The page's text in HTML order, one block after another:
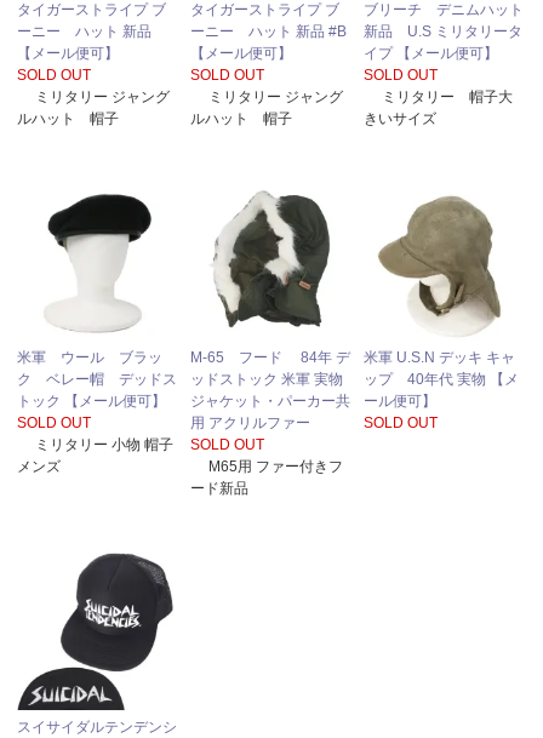
タイガーストライプ ブ
ーニー ハット 新品
【メール便可】
SOLD OUT
ミリタリー ジャング
ルハット 帽子
タイガーストライプ ブ
ーニー ハット 新品 #B
【メール便可】
SOLD OUT
ミリタリー ジャング
ルハット 帽子
ブリーチ デニムハット
新品 U.S ミリタリータ
イプ 【メール便可】
SOLD OUT
ミリタリー 帽子大
きいサイズ
米軍 ウール ブラッ
ク ベレー帽 デッドス
トック 【メール便可】
SOLD OUT
ミリタリー 小物 帽子
メンズ
M-65 フード 84年 デ
ッドストック 米軍 実物
ジャケット・パーカー共
用 アクリルファー
SOLD OUT
M65用 ファー付きフ
ード新品
米軍 U.S.N デッキ キャ
ップ 40年代 実物 【メ
ール便可】
SOLD OUT
スイサイダルテンデンシ